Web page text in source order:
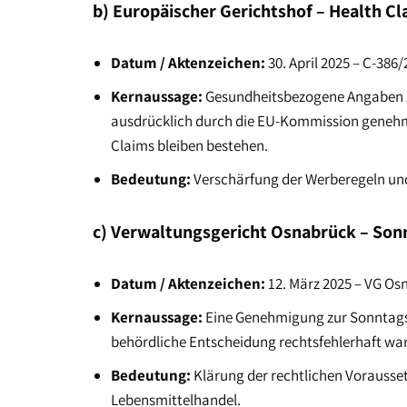
b) Europäischer Gerichtshof – Health
Datum / Aktenzeichen:30. April 2025 – C-
Kernaussage: Gesundheitsbezogene
ausdrücklich durch die EU-Kommission
Claims bleiben bestehen.
Bedeutung:Verschärfung der Werberegeln
c) Verwaltungsgericht Osnabrück –
Datum / Aktenzeichen:12. März 2025 – VG
Kernaussage: Eine Genehmigung zur
behördliche Entscheidung rechtsfehlerhaft
Bedeutung: Klärung der rechtlichen
Lebensmittelhandel.